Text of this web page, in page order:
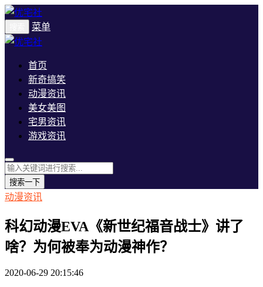
菜单
首页
新奇搞笑
动漫资讯
美女美图
宅男资讯
游戏资讯
搜索一下
动漫资讯
科幻动漫EVA《新世纪福音战士》讲了
啥？为何被奉为动漫神作？
2020-06-29 20:15:46